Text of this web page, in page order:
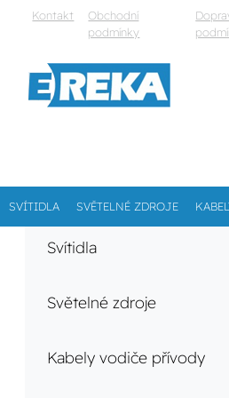
Kontakt
Obchodní
podmínky
SVÍTIDLA SVĚTELNÉ ZDROJE
Svítidla
Světelné zdroje
Kabely vodiče přívody